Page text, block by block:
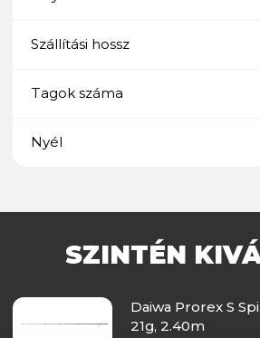
Szállítási hossz
Tagok száma
Nyél
SZINTÉN
Daiwa Prorex S
21g, 2.40m